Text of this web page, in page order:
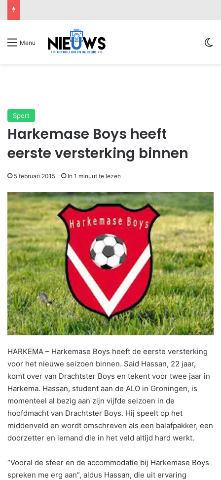
Menu
Sport
Harkemase Boys heeft
eerste versterking binnen
5 februari 2015 In 1 minuut te lezen
HARKEMA – Harkemase Boys heeft de eerste versterking
voor het nieuwe seizoen binnen. Said Hassan, 22 jaar,
komt over van Drachtster Boys en tekent voor twee jaar in
Harkema. Hassan, student aan de ALO in Groningen, is
momenteel al bezig aan zijn vijfde seizoen in de
hoofdmacht van Drachtster Boys. Hij speelt op het
middenveld en wordt omschreven als een balafpakker, een
doorzetter en iemand die in het veld altijd hard werkt.
“Vooral de sfeer en de accommodatie bij Harkemase Boys
spreken me erg aan”, aldus Hassan, die uit ervaring